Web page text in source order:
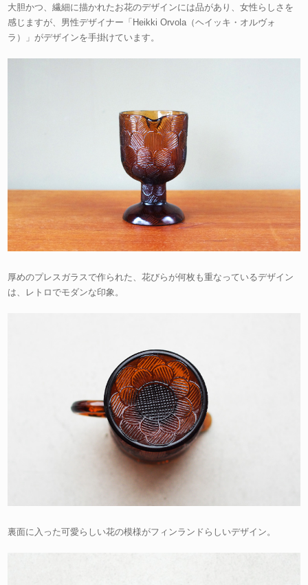
大胆かつ、繊細に描かれたお花のデザインには品があり、女性らしさを
感じますが、男性デザイナー「Heikki Orvola（ヘイッキ・オルヴォ
ラ）」がデザインを手掛けています。
厚めのプレスガラスで作られた、花びらが何枚も重なっているデザイン
は、レトロでモダンな印象。
裏面に入った可愛らしい花の模様がフィンランドらしいデザイン。